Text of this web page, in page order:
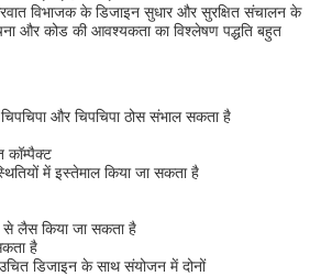
विभाजक के डिजाइन सुधार और सुरक्षित संचालन के
और कोड की आवश्यकता का विश्लेषण पद्धति बहुत
और चिपचिपा ठोस संभाल सकता है
कॉम्पैक्ट
में इस्तेमाल किया जा सकता है
से लैस किया जा सकता है
है
डिजाइन के साथ संयोजन में दोनों